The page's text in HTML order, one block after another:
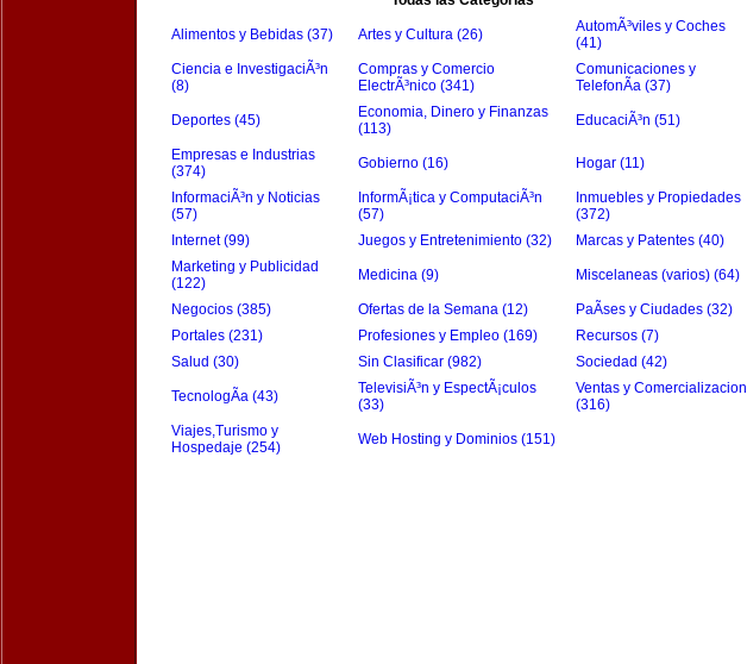
Alimentos y Bebidas (37) Artes y Cultura (26)
AutomÃ³viles y Coches
(41)
Ciencia e InvestigaciÃ³n
(8)
Compras y Comercio
ElectrÃ³nico (341)
Comunicaciones y
TelefonÃ­a (37)
Deportes (45)
Economia, Dinero y Finanzas
(113)
EducaciÃ³n (51)
Empresas e Industrias
(374)
Gobierno (16) Hogar (11)
InformaciÃ³n y Noticias
(57)
InformÃ¡tica y ComputaciÃ³n
(57)
Inmuebles y Propiedades
(372)
Internet (99)
Juegos y Entretenimiento (32)
Marcas y Patentes (40)
Marketing y Publicidad
(122)
Medicina (9) Miscelaneas (varios) (64)
Negocios (385) Ofertas de la Semana (12)
PaÃ­ses y Ciudades (32)
Portales (231)
Profesiones y Empleo (169)
Recursos (7)
Salud (30)
Sin Clasificar (982) Sociedad (42)
TecnologÃ­a (43)
TelevisiÃ³n y EspectÃ¡culos
(33)
Ventas y Comercializacion
(316)
Viajes,Turismo y
Hospedaje (254)
Web Hosting y Dominios (151)